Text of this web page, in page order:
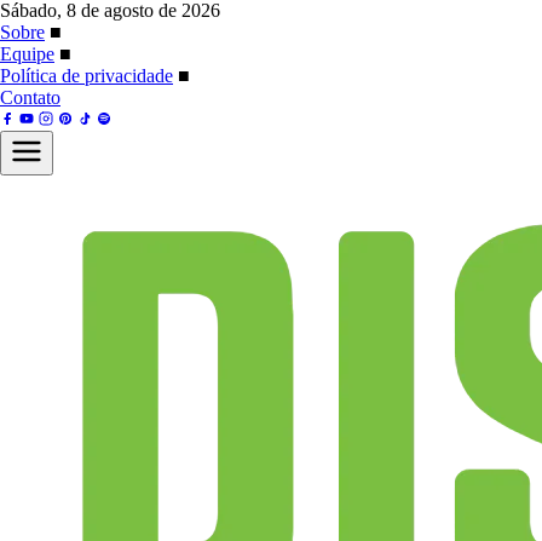
Sábado, 8 de agosto de 2026
Sobre ■
Equipe ■
Política de privacidade ■
Contato